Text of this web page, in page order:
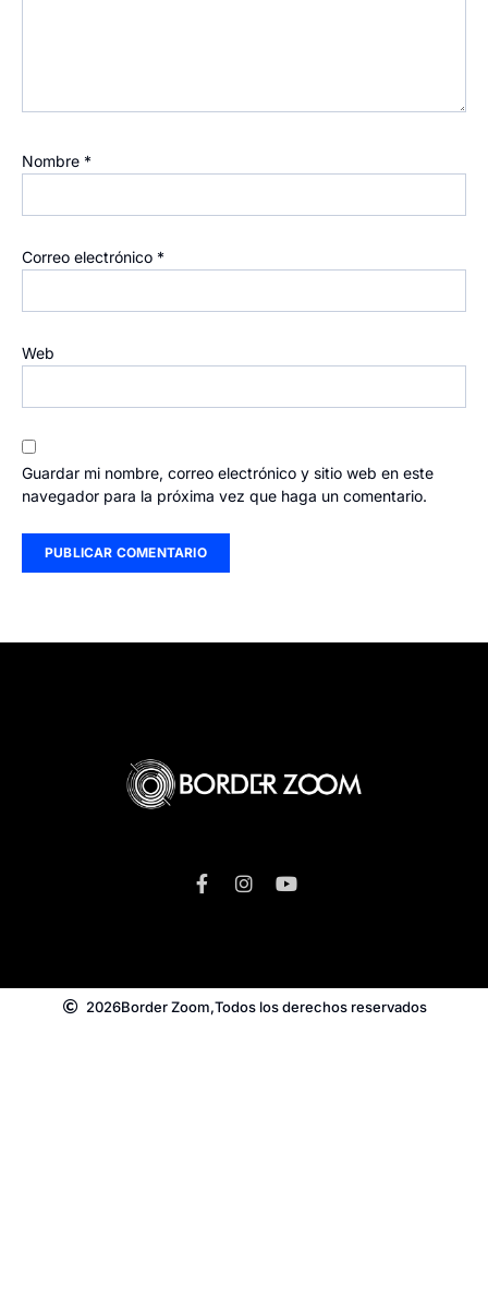
Nombre *
Correo electrónico *
Web
Guardar mi nombre, correo electrónico y sitio web en este
navegador para la próxima vez que haga un comentario.
2026Border Zoom,Todos los derechos reservados